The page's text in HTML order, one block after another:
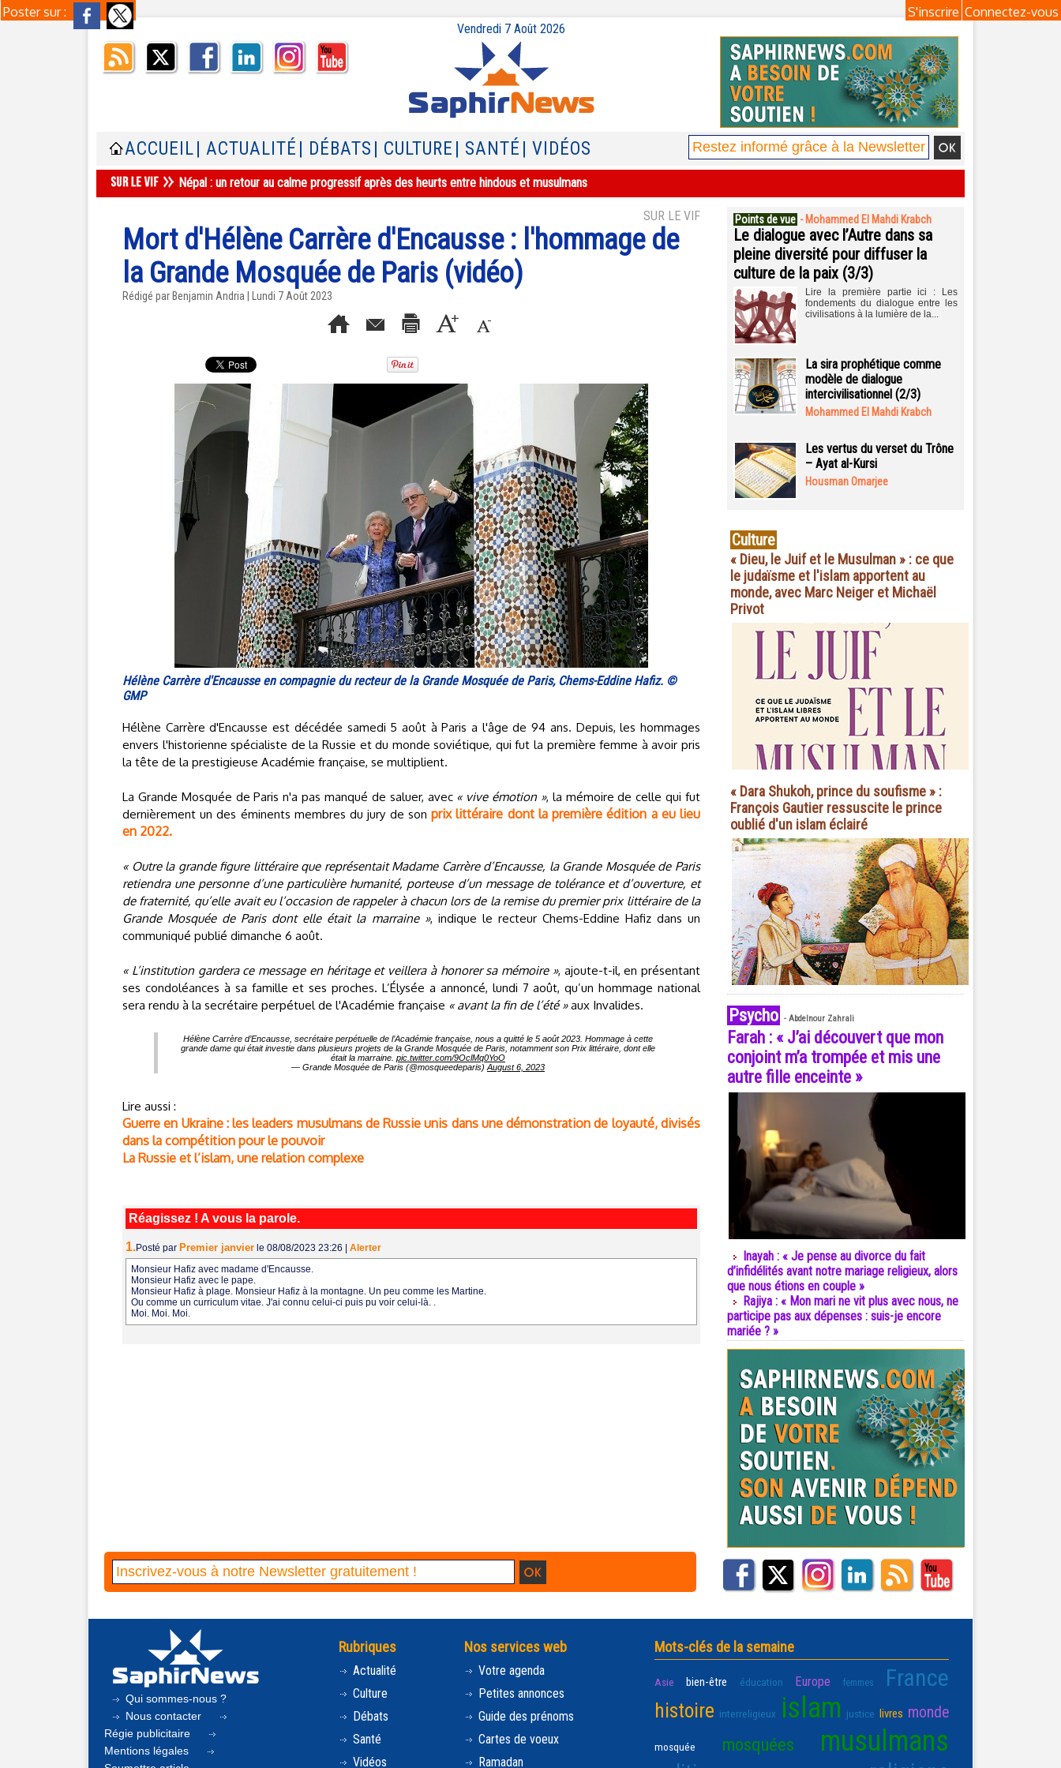
Poster sur : Connectez-vous
S'inscrire
Vendredi 7 Août 2026
ACCUEIL | ACTUALITÉ | DÉBATS | CULTURE | SANTÉ | VIDÉOS
Népal : un retour au calme progressif après des heurts entre hindous et musulmans
SUR LE VIF
Mort d'Hélène Carrère d'Encausse : l'hommage de
la Grande Mosquée de Paris (vidéo)
Rédigé par Benjamin Andria | Lundi 7 Août 2023
Hélène Carrère d'Encausse en compagnie du recteur de la Grande Mosquée de Paris, Chems-Eddine Hafiz. ©
GMP
Hélène Carrère d'Encausse est décédée samedi 5 août à Paris a l'âge de 94 ans. Depuis, les hommages
envers l'historienne spécialiste de la Russie et du monde soviétique, qui fut la première femme à avoir pris
la tête de la prestigieuse Académie française, se multiplient.
La Grande Mosquée de Paris n'a pas manqué de saluer, avec « vive émotion », la mémoire de celle qui fut
dernièrement un des éminents membres du jury de sonprix littéraire dont la première édition a eu lieu
en 2022.
« Outre la grande figure littéraire que représentait Madame Carrère d’Encausse, la Grande Mosquée de Paris
retiendra une personne d’une particulière humanité, porteuse d’un message de tolérance et d’ouverture, et
de fraternité, qu’elle avait eu l’occasion de rappeler à chacun lors de la remise du premier prix littéraire de la
Grande Mosquée de Paris dont elle était la marraine », indique le recteur Chems-Eddine Hafiz dans un
communiqué publié dimanche 6 août.
« L’institution gardera ce message en héritage et veillera à honorer sa mémoire », ajoute-t-il, en présentant
ses condoléances à sa famille et ses proches. L’Élysée a annoncé, lundi 7 août, qu’un hommage national
sera rendu à la secrétaire perpétuel de l'Académie française « avant la fin de l’été »aux Invalides.
Hélène Carrère d’Encausse, secrétaire perpétuelle de l’Académie française, nous a quitté le 5 août 2023. Hommage à cette
grande dame qui était investie dans plusieurs projets de la Grande Mosquée de Paris, notamment son Prix littéraire, dont elle
était la marraine. pic.twitter.com/9OclMq0YoO
— Grande Mosquée de Paris (@mosqueedeparis) August 6, 2023
Lire aussi :
Guerre en Ukraine : les leaders musulmans de Russie unis dans une démonstration de loyauté, divisés
dans la compétition pour le pouvoir
La Russie et l’islam, une relation complexe
Réagissez ! A vous la parole.
1.Posté par Premier janvier le 08/08/2023 23:26
Alerter
Monsieur Hafiz avec madame d'Encausse.
Monsieur Hafiz avec le pape.
Monsieur Hafiz à plage. Monsieur Hafiz à la montagne. Un peu comme les Martine.
Ou comme un curriculum vitae. J'ai connu celui-ci puis pu voir celui-là. .
Moi. Moi. Moi.
Points de vue - Mohammed El Mahdi Krabch
Le dialogue avec l’Autre dans sa
pleine diversité pour diffuser la
culture de la paix (3/3)
Lire la première partie ici : Les
fondements du dialogue entre les
civilisations à la lumière de la...
La sira prophétique comme
modèle de dialogue
intercivilisationnel (2/3)
Mohammed El Mahdi Krabch
Les vertus du verset du Trône
– Ayat al-Kursi
Housman Omarjee
Culture
« Dieu, le Juif et le Musulman » : ce que
le judaïsme et l'islam apportent au
monde, avec Marc Neiger et Michaël
Privot
« Dara Shukoh, prince du soufisme » :
François Gautier ressuscite le prince
oublié d'un islam éclairé
Psycho - Abdelnour Zahrali
Farah : « J’ai découvert que mon
conjoint m’a trompée et mis une
autre fille enceinte »
Inayah : « Je pense au divorce du fait
d’infidélités avant notre mariage religieux, alors
que nous étions en couple »
Rajiya : « Mon mari ne vit plus avec nous, ne
participe pas aux dépenses : suis-je encore
mariée ? »
Qui sommes-nous ?
Nous contacter
Régie publicitaire
Mentions légales
Rubriques
Actualité
Culture
Débats
Santé
Vidéos
Nos services web
Votre agenda
Petites annonces
Guide des prénoms
Cartes de voeux
Ramadan
Mots-clés de la semaine
Asie bien-être éducation Europe femmes France
histoire interreligieux islam justice livres monde
mosquée mosquées musulmans